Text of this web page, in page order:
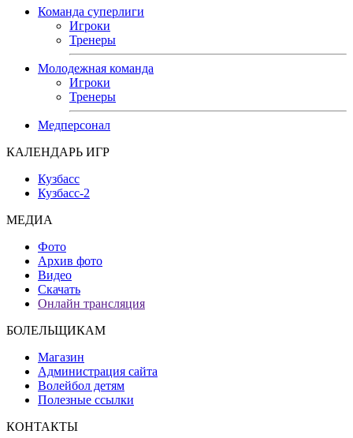
Команда суперлиги
Игроки
Тренеры
Молодежная команда
Игроки
Тренеры
Медперсонал
КАЛЕНДАРЬ ИГР
Кузбасс
Кузбасс-2
МЕДИА
Фото
Архив фото
Видео
Скачать
Онлайн трансляция
БОЛЕЛЬЩИКАМ
Магазин
Администрация сайта
Волейбол детям
Полезные ссылки
КОНТАКТЫ